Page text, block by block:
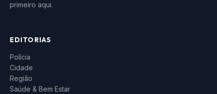
primeiro aqui.
EDITORIAS
Polícia
Cidade
Região
Saúde & Bem Estar